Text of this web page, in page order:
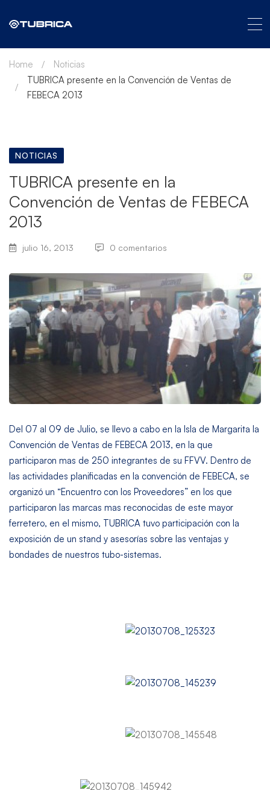
Home
Noticias
TUBRICA presente en la Convención de Ventas de
FEBECA 2013
NOTICIAS
TUBRICA presente en la
Convención de Ventas de FEBECA
2013
julio 16, 2013 0 comentarios
Del 07 al 09 de Julio, se llevo a cabo en la Isla de Margarita la
Convención de Ventas de FEBECA 2013, en la que
participaron mas de 250 integrantes de su FFVV. Dentro de
las actividades planificadas en la convención de FEBECA, se
organizó un “Encuentro con los Proveedores” en los que
participaron las marcas mas reconocidas de este mayor
ferretero, en el mismo, TUBRICA tuvo participación con la
exposición de un stand y asesorías sobre las ventajas y
bondades de nuestros tubo-sistemas.